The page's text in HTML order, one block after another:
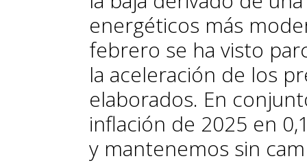
energéticos más
febrero se ha visto
la aceleración de los
elaborados. En
inflación de 2025 en
y mantenemos sin